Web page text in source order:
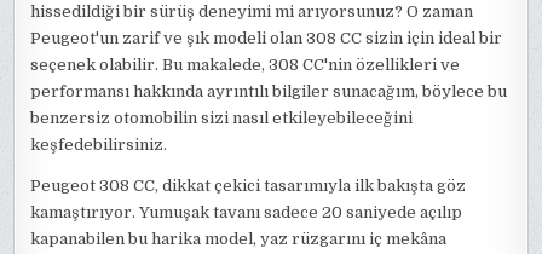
hissedildiği bir sürüş deneyimi mi arıyorsunuz? O zaman
Peugeot'un zarif ve şık modeli olan 308 CC sizin için ideal bir
seçenek olabilir. Bu makalede, 308 CC'nin özellikleri ve
performansı hakkında ayrıntılı bilgiler sunacağım, böylece bu
benzersiz otomobilin sizi nasıl etkileyebileceğini
keşfedebilirsiniz.
Peugeot 308 CC, dikkat çekici tasarımıyla ilk bakışta göz
kamaştırıyor. Yumuşak tavanı sadece 20 saniyede açılıp
kapanabilen bu harika model, yaz rüzgarını iç mekâna